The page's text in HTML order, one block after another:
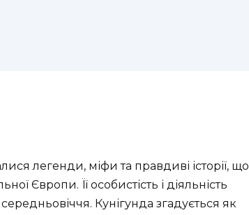
легенди, міфи та правдиві історії, що
Європи. Її особистість і діяльність
Кунігунда згадується як